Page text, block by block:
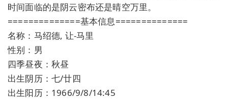
时间面临的是阴云密布还是晴空万里。
==============基本信息==============
名称：马绍德, 让-马里
性别：男
四季昼夜：秋昼
出生阴历：七/廿四
出生阳历：1966/9/8/14:45